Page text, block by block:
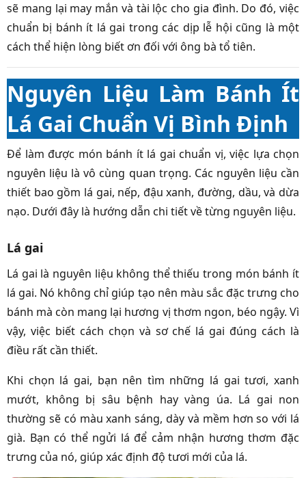
sẽ mang lại may mắn và tài lộc cho gia đình. Do đó, việc
chuẩn bị bánh ít lá gai trong các dịp lễ hội cũng là một
cách thể hiện lòng biết ơn đối với ông bà tổ tiên.
Nguyên Liệu Làm Bánh Ít
Lá Gai Chuẩn Vị Bình Định
Để làm được món bánh ít lá gai chuẩn vị, việc lựa chọn
nguyên liệu là vô cùng quan trọng. Các nguyên liệu cần
thiết bao gồm lá gai, nếp, đậu xanh, đường, dầu, và dừa
nạo. Dưới đây là hướng dẫn chi tiết về từng nguyên liệu.
Lá gai
Lá gai là nguyên liệu không thể thiếu trong món bánh ít
lá gai. Nó không chỉ giúp tạo nên màu sắc đặc trưng cho
bánh mà còn mang lại hương vị thơm ngon, béo ngậy. Vì
vậy, việc biết cách chọn và sơ chế lá gai đúng cách là
điều rất cần thiết.
Khi chọn lá gai, bạn nên tìm những lá gai tươi, xanh
mướt, không bị sâu bệnh hay vàng úa. Lá gai non
thường sẽ có màu xanh sáng, dày và mềm hơn so với lá
già. Bạn có thể ngửi lá để cảm nhận hương thơm đặc
trưng của nó, giúp xác định độ tươi mới của lá.